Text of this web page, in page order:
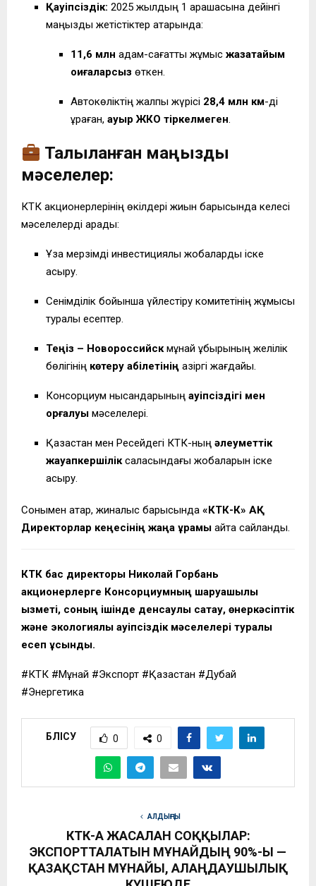
Қауіпсіздік: 2025 жылдың 1 қарашасына дейінгі
маңызды жетістіктер қатарында:
11,6 млн адам-сағаттық жұмыс жазатайым
оқиғаларсыз өткен.
Автокөліктің жалпы жүрісі 28,4 млн км-ді
құраған, ауыр ЖКО тіркелмеген.
Талқыланған маңызды
мәселелер:
КТК акционерлерінің өкілдері жиын барысында келесі
мәселелерді қарады:
Ұзақ мерзімді инвестициялық жобаларды іске
асыру.
Сенімділік бойынша үйлестіру комитетінің жұмысы
туралы есептер.
Теңіз – Новороссийскмұнай құбырының желілік
бөлігінің көтеру қабілетінің қазіргі жағдайы.
Консорциум нысандарының қауіпсіздігі мен
қорғалуы мәселелері.
Қазақстан мен Ресейдегі КТК-ның әлеуметтік
жауапкершіліксаласындағы жобаларын іске
асыру.
Сонымен қатар, жиналыс барысында «КТК-К» АҚ
Директорлар кеңесінің жаңа құрамы қайта сайланды.
КТК бас директоры Николай Горбань
акционерлерге Консорциумның шаруашылық
қызметі, соның ішінде денсаулық сақтау, өнеркәсіптік
және экологиялық қауіпсіздік мәселелері туралы
есеп ұсынды.
#КТК #Мұнай #Экспорт #Қазақстан #Дубай
#Энергетика
БӨЛІСУ 0 0
АЛДЫҢҒЫ
КТК-ҒА ЖАСАЛҒАН СОҚҚЫЛАР:
ЭКСПОРТТАЛАТЫН МҰНАЙДЫҢ 90%-Ы —
ҚАЗАҚСТАН МҰНАЙЫ, АЛАҢДАУШЫЛЫҚ